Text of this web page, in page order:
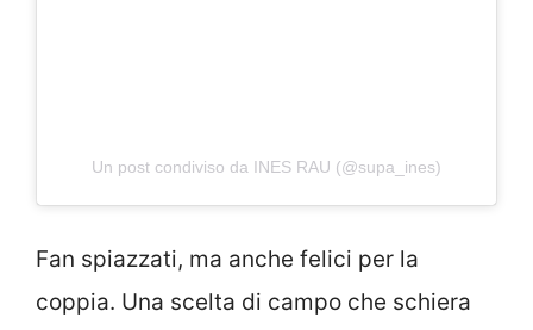
Un post condiviso da INES RAU (@supa_ines)
Fan spiazzati, ma anche felici per la
coppia. Una scelta di campo che schiera